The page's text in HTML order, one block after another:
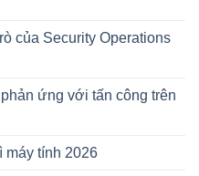
của Security Operations
ứng với tấn công trên
máy tính 2026